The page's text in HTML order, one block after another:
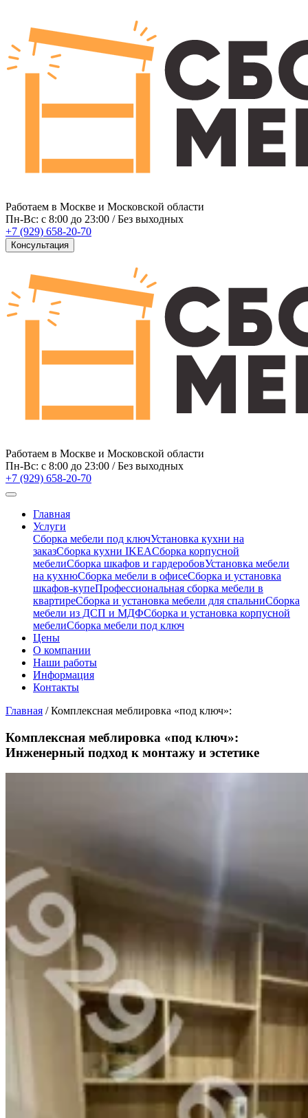
Работаем в Москве и Московской области
Пн-Вс: c 8:00 до 23:00 / Без выходных
+7 (929) 658-20-70
Консультация
Работаем в Москве и Московской области
Пн-Вс: c 8:00 до 23:00 / Без выходных
+7 (929) 658-20-70
Главная
Услуги
Сборка мебели под ключУстановка кухни на
заказСборка кухни IKEAСборка корпусной
мебелиСборка шкафов и гардеробовУстановка мебели
на кухнюСборка мебели в офисеСборка и установка
шкафов-купеПрофессиональная сборка мебели в
квартиреСборка и установка мебели для спальниСборка
мебели из ДСП и МДФСборка и установка корпусной
мебелиСборка мебели под ключ
Цены
О компании
Наши работы
Информация
Контакты
Главная / Комплексная меблировка «под ключ»:
Комплексная меблировка «под ключ»:
Инженерный подход к монтажу и эстетике